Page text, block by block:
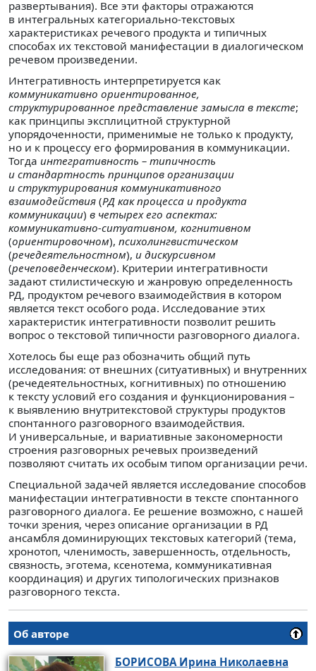
развертывания). Все эти факторы отражаются
в интегральных категориально-текстовых
характеристиках речевого продукта и типичных
способах их текстовой манифестации в диалогическом
речевом произведении.
Интегративность интерпретируется как
коммуникативно ориентированное,
структурированное представление замысла в тексте;
как принципы эксплицитной структурной
упорядоченности, применимые не только к продукту,
но и к процессу его формирования в коммуникации.
Тогда интегративность – типичность
и стандартность принципов организации
и структурирования коммуникативного
взаимодействия (РД как процесса и продукта
коммуникации) в четырех его аспектах:
коммуникативно-ситуативном, когнитивном
(ориентировочном), психолингвистическом
(речедеятельностном), и дискурсивном
(речеповеденческом). Критерии интегративности
задают стилистическую и жанровую определенность
РД, продуктом речевого взаимодействия в котором
является текст особого рода. Исследование этих
характеристик интегративности позволит решить
вопрос о текстовой типичности разговорного диалога.
Хотелось бы еще раз обозначить общий путь
исследования: от внешних (ситуативных) и внутренних
(речедеятельностных, когнитивных) по отношению
к тексту условий его создания и функционирования –
к выявлению внутритекстовой структуры продуктов
спонтанного разговорного взаимодействия.
И универсальные, и вариативные закономерности
строения разговорных речевых произведений
позволяют считать их особым типом организации речи.
Специальной задачей является исследование способов
манифестации интегративности в тексте спонтанного
разговорного диалога. Ее решение возможно, с нашей
точки зрения, через описание организации в РД
ансамбля доминирующих текстовых категорий (тема,
хронотоп, членимость, завершенность, отдельность,
связность, эготема, ксенотема, коммуникативная
координация) и других типологических признаков
разговорного текста.
Об авторе
БОРИСОВАИрина Николаевна